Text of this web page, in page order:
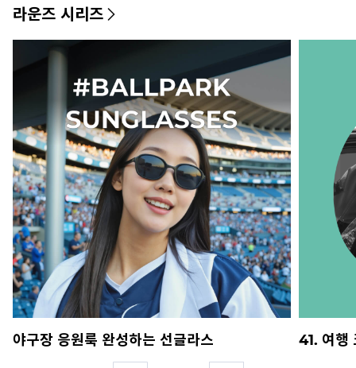
라운즈 시리즈
야구장 응원룩 완성하는 선글라스 41. 여행